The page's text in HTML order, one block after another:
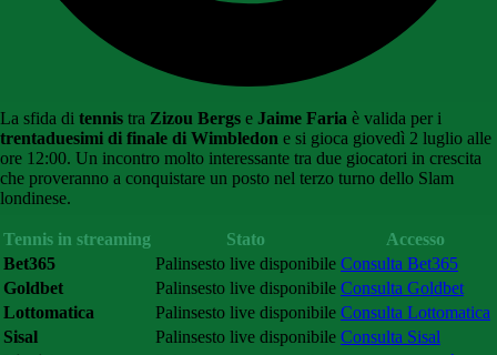
La sfida di tennis tra Zizou Bergs e Jaime Faria è valida per i
trentaduesimi di finale di Wimbledon e si gioca giovedì 2 luglio alle
ore 12:00. Un incontro molto interessante tra due giocatori in crescita
che proveranno a conquistare un posto nel terzo turno dello Slam
londinese.
Tennis in streaming Stato
Accesso
Bet365
Palinsesto live disponibile Consulta Bet365
Goldbet
Palinsesto live disponibile Consulta Goldbet
Lottomatica
Palinsesto live disponibile Consulta Lottomatica
Sisal
Palinsesto live disponibile Consulta Sisal